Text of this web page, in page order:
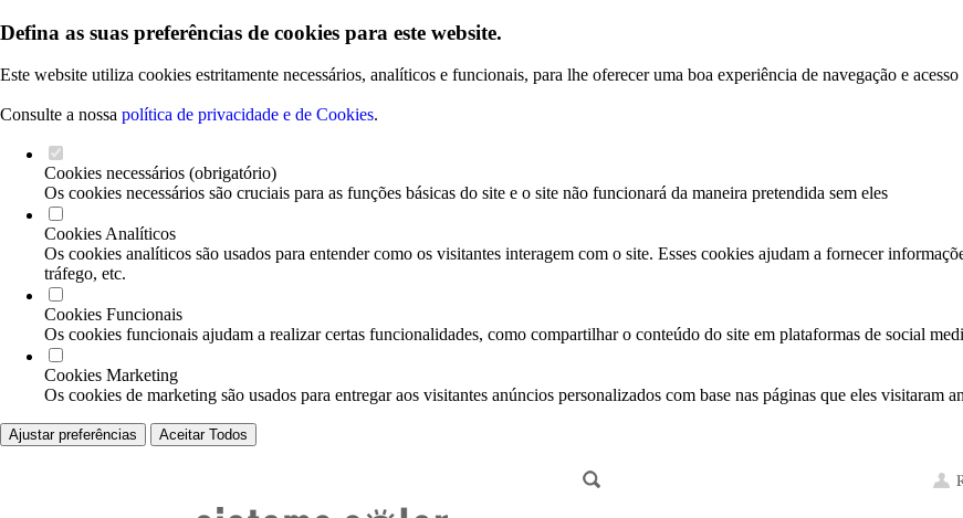
Defina as suas preferências de cookies para este website.
Este website utiliza cookies estritamente necessários, analíticos e funcionais, para lhe oferecer uma boa experiência de navegação e
Consulte a nossa política de privacidade e de Cookies.
Cookies necessários (obrigatório)
Os cookies necessários são cruciais para as funções básicas do site e o site não funcionará da maneira pretendida sem eles
Cookies Analíticos
Os cookies analíticos são usados para entender como os visitantes interagem com o site. Esses cookies ajudam a fornecer
tráfego, etc.
Cookies Funcionais
Os cookies funcionais ajudam a realizar certas funcionalidades, como compartilhar o conteúdo do site em plataformas de social
Cookies Marketing
Os cookies de marketing são usados para entregar aos visitantes anúncios personalizados com base nas páginas que eles visitaram
Ajustar preferências Aceitar Todos